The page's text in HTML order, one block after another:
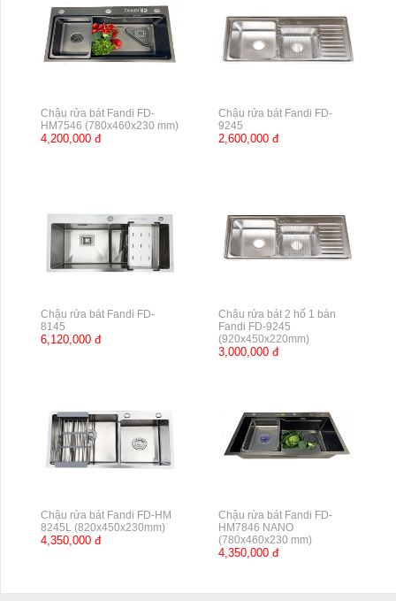
Chậu rửa bát Fandi FD-
HM7546 (780x460x230 mm)
4,200,000 đ
Chậu rửa bát Fandi FD-
9245
2,600,000 đ
Chậu rửa bát Fandi FD-
8145
6,120,000 đ
Chậu rửa bát 2 hố 1 bàn
Fandi FD-9245
(920x450x220mm)
3,000,000 đ
Chậu rửa bát Fandi FD-HM
8245L (820x450x230mm)
4,350,000 đ
Chậu rửa bát Fandi FD-
HM7846 NANO
(780x460x230 mm)
4,350,000 đ